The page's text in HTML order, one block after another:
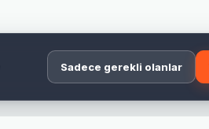
Sadece gerekli olanlar